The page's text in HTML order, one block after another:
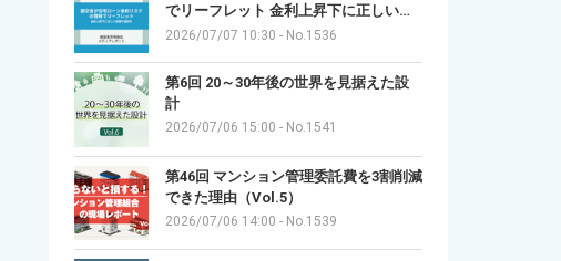
でリーフレット 金利上昇下に正しい…
2026/07/07 10:30 - No.1536
第6回 20～30年後の世界を見据えた設
計
2026/07/06 15:00 - No.1541
第46回 マンション管理委託費を3割削減
できた理由（Vol.5）
2026/07/06 14:00 - No.1539